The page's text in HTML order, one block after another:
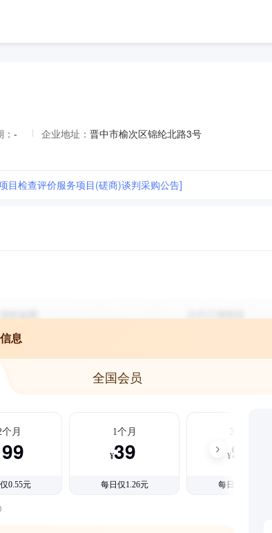
- 企业地址： 晋中市榆次区锦纶北路3号
目检查评价服务项目(磋商)谈判采购公告]
息
全国会员
个月
0.55元
1个月
¥39
每日仅1.26元
3个月
¥99
每日仅1.08元